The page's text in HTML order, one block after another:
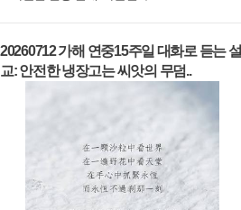
20260712 가해 연중15주일 대화로 듣는 설
교: 안전한 냉장고는 씨앗의 무덤..